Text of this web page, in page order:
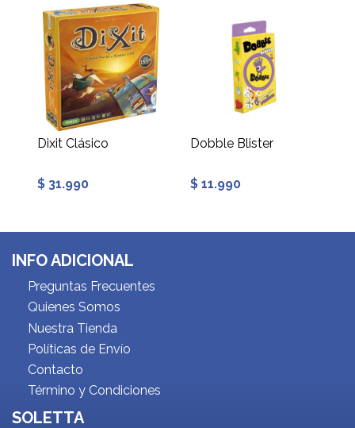
Dixit Clásico
$ 31.990
Dobble Blister
$ 11.990
INFO ADICIONAL
Preguntas Frecuentes
Quienes Somos
Nuestra Tienda
Políticas de Envío
Contacto
Término y Condiciones
SOLETTA